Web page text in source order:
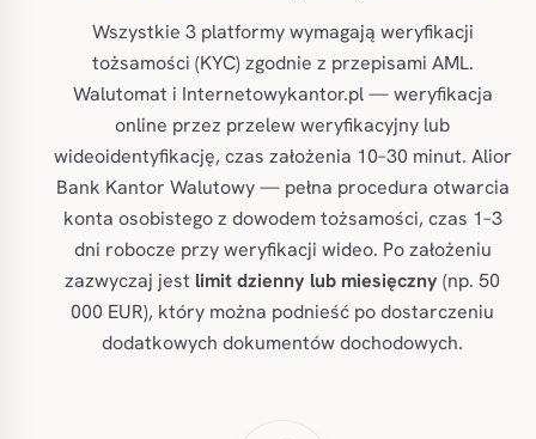
Wszystkie 3 platformy wymagają weryfikacji
tożsamości (KYC) zgodnie z przepisami AML.
Walutomat i Internetowykantor.pl — weryfikacja
online przez przelew weryfikacyjny lub
wideoidentyfikację, czas założenia 10–30 minut. Alior
Bank Kantor Walutowy — pełna procedura otwarcia
konta osobistego z dowodem tożsamości, czas 1–3
dni robocze przy weryfikacji wideo. Po założeniu
zazwyczaj jest limit dzienny lub miesięczny (np. 50
000 EUR), który można podnieść po dostarczeniu
dodatkowych dokumentów dochodowych.